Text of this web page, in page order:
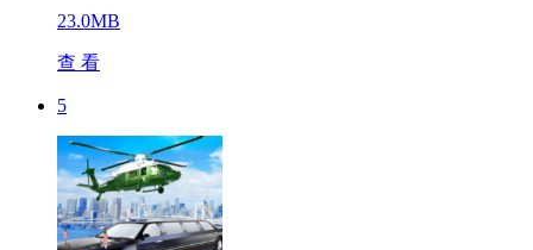
23.0MB
查 看
5